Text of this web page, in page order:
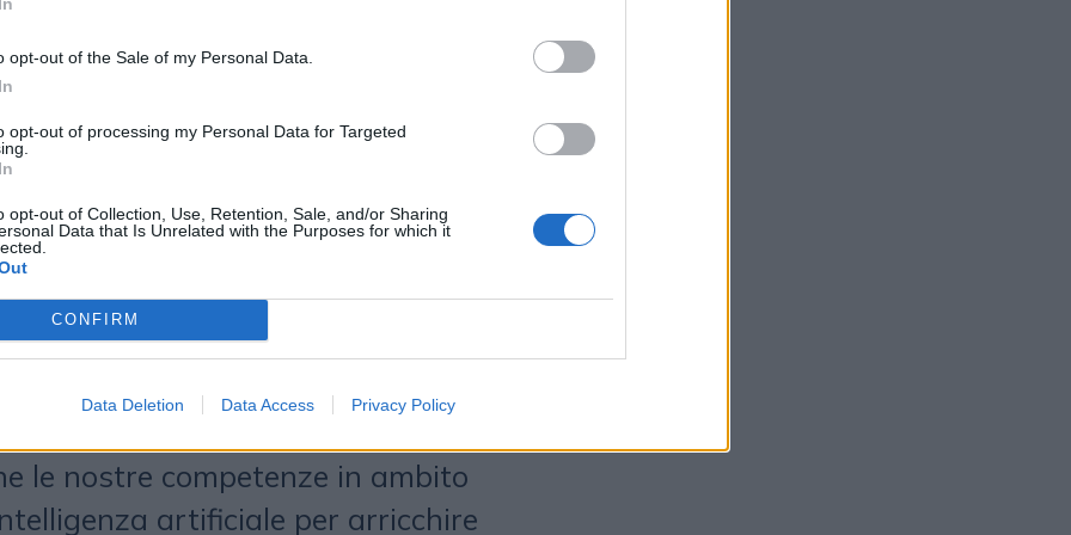
opt-out of the Sale of my Personal Data.
opt-out of processing my Personal Data for Targeted
opt-out of Collection, Use, Retention, Sale, and/or Sharing
Data that Is Unrelated with the Purposes for which it
CONFIRM
Data Deletion Data Access Privacy Policy
la loro esperienza.
i nostri valori comuni e la storia
ha sempre occupato un
fa parte dell’eredità del
Kampfed è un elemento
sin dalla sua nascita -
, chief executive officer di
Sei Nazioni sono tra le
più popolari in molti dei nostri
siamo entusiasti di
le nostre competenze in ambito
artificiale per arricchire